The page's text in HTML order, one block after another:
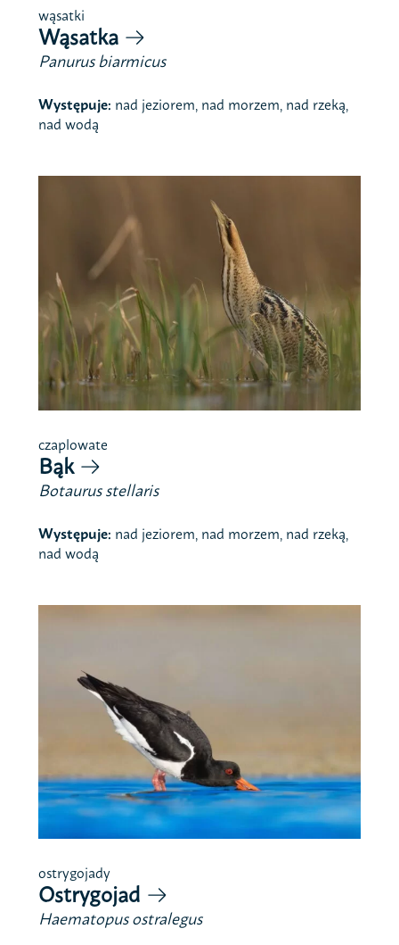
wąsatki
Wąsatka
Panurus biarmicus
Występuje: nad jeziorem, nad morzem, nad rzeką,
nad wodą
czaplowate
Bąk
Botaurus stellaris
Występuje: nad jeziorem, nad morzem, nad rzeką,
nad wodą
ostrygojady
Ostrygojad
Haematopus ostralegus